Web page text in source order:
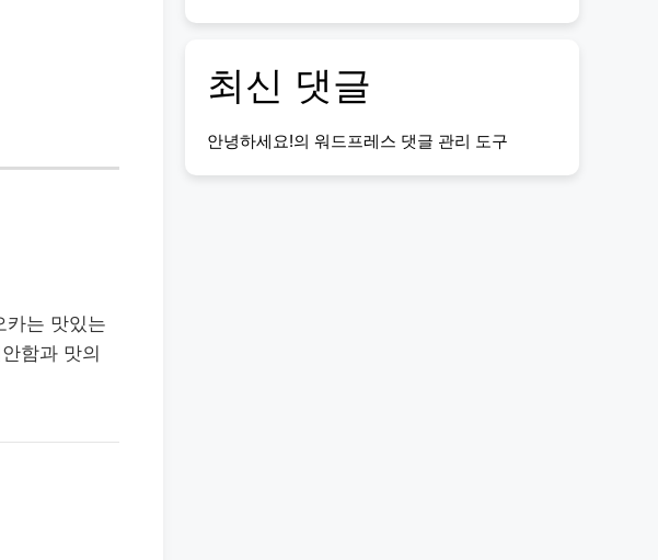
카는 맛있는
함과 맛의
최신 댓글
안녕하세요!의 워드프레스 댓글 관리 도구